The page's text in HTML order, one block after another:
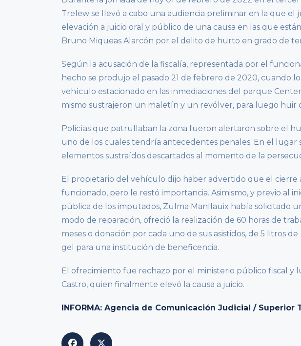
Trelew se llevó a cabo una audiencia preliminar en la que el
elevación a juicio oral y público de una causa en las que
Bruno Miqueas Alarcón por el delito de hurto en grado de
Según la acusación de la fiscalía, representada por el
hecho se produjo el pasado 21 de febrero de 2020, cuando
vehículo estacionado en las inmediaciones del parque
mismo sustrajeron un maletín y un revólver, para luego huir
Policías que patrullaban la zona fueron alertaron sobre el
uno de los cuales tendría antecedentes penales. En el lugar
elementos sustraídos descartados al momento de la
El propietario del vehículo dijo haber advertido que el cierre
funcionado, pero le restó importancia. Asimismo, y previo al
pública de los imputados, Zulma Manllauix había solicitado
modo de reparación, ofreció la realización de 60 horas de
meses o donación por cada uno de sus asistidos, de 5 litros
gel para una institución de beneficencia.
El ofrecimiento fue rechazo por el ministerio público fiscal y
Castro, quien finalmente elevó la causa a juicio.
INFORMA: Agencia de Comunicación Judicial / Superior